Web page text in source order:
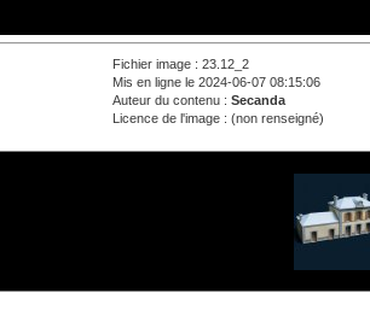
Fichier image : 23.12_2
Mis en ligne le 2024-06-07 08:15:06
Auteur du contenu : Secanda
Licence de l'image : (non renseigné)